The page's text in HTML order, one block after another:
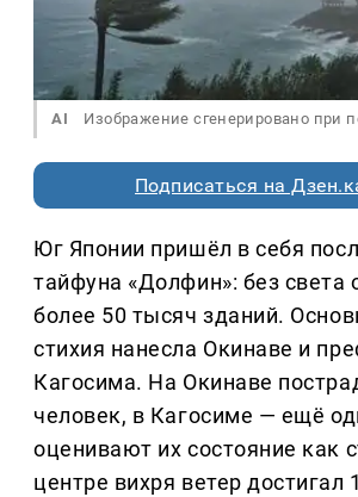
AI Изображение сгенерировано при
Подписаться на
Юг Японии пришёл в себя
тайфуна «Долфин»: без света
более 50 тысяч зданий.
стихия нанесла Окинаве и
Кагосима. На Окинаве
человек, в Кагосиме — ещё
оценивают их состояние как
центре вихря ветер достигал